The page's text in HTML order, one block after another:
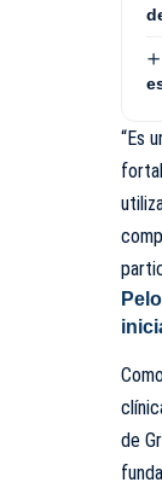
“Es
de